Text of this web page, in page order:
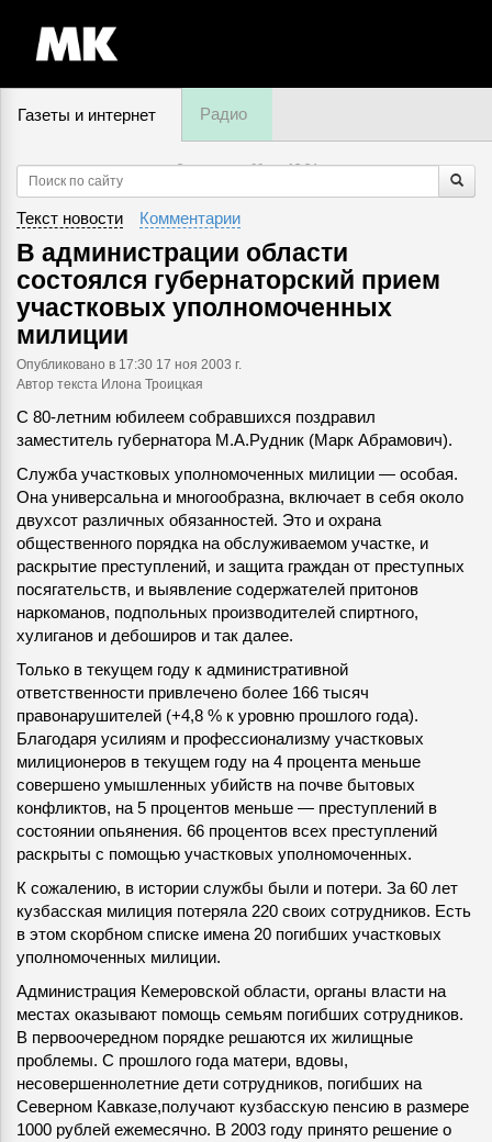
Газеты и интернет Радио
8 августа, суббота,13:34
Текст новости Комментарии
В администрации области
состоялся губернаторский прием
участковых уполномоченных
милиции
Опубликовано в 17:30 17 ноя 2003 г.
Автор текста Илона Троицкая
С 80-летним юбилеем собравшихся поздравил
заместитель губернатора М.А.Рудник (Марк Абрамович).
Служба участковых уполномоченных милиции — особая.
Она универсальна и многообразна, включает в себя около
двухсот различных обязанностей. Это и охрана
общественного порядка на обслуживаемом участке, и
раскрытие преступлений, и защита граждан от преступных
посягательств, и выявление содержателей притонов
наркоманов, подпольных производителей спиртного,
хулиганов и дебоширов и так далее.
Только в текущем году к административной
ответственности привлечено более 166 тысяч
правонарушителей (+4,8 % к уровню прошлого года).
Благодаря усилиям и профессионализму участковых
милиционеров в текущем году на 4 процента меньше
совершено умышленных убийств на почве бытовых
конфликтов, на 5 процентов меньше — преступлений в
состоянии опьянения. 66 процентов всех преступлений
раскрыты с помощью участковых уполномоченных.
К сожалению, в истории службы были и потери. За 60 лет
кузбасская милиция потеряла 220 своих сотрудников. Есть
в этом скорбном списке имена 20 погибших участковых
уполномоченных милиции.
Администрация Кемеровской области, органы власти на
местах оказывают помощь семьям погибших сотрудников.
В первоочередном порядке решаются их жилищные
проблемы. С прошлого года матери, вдовы,
несовершеннолетние дети сотрудников, погибших на
Северном Кавказе,получают кузбасскую пенсию в размере
1000 рублей ежемесячно. В 2003 году принято решение о